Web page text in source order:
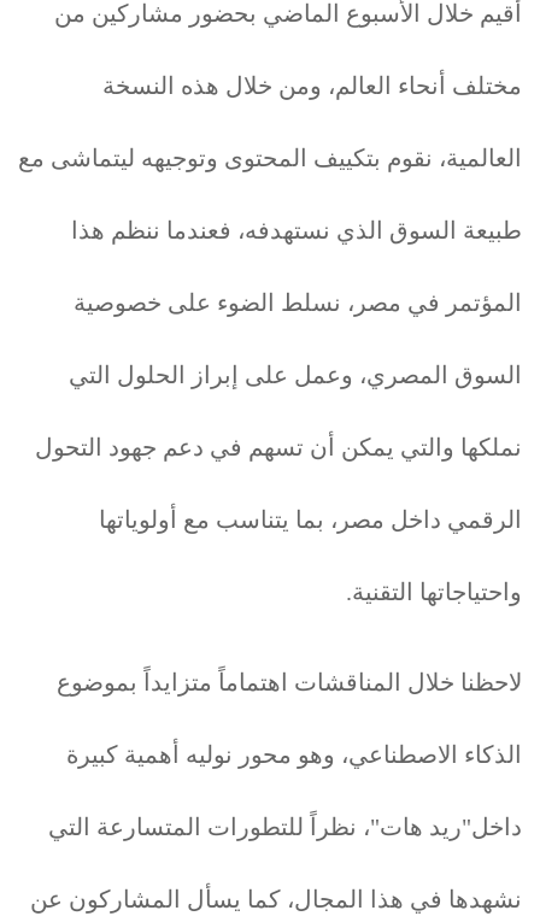
أقيم خلال الأسبوع الماضي بحضور مشاركين من
مختلف أنحاء العالم، ومن خلال هذه النسخة
العالمية، نقوم بتكييف المحتوى وتوجيهه ليتماشى مع
طبيعة السوق الذي نستهدفه، فعندما ننظم هذا
المؤتمر في مصر، نسلط الضوء على خصوصية
السوق المصري، وعمل على إبراز الحلول التي
نملكها والتي يمكن أن تسهم في دعم جهود التحول
الرقمي داخل مصر، بما يتناسب مع أولوياتها
واحتياجاتها التقنية.
لاحظنا خلال المناقشات اهتماماً متزايداً بموضوع
الذكاء الاصطناعي، وهو محور نوليه أهمية كبيرة
داخل"ريد هات"، نظراً للتطورات المتسارعة التي
نشهدها في هذا المجال، كما يسأل المشاركون عن